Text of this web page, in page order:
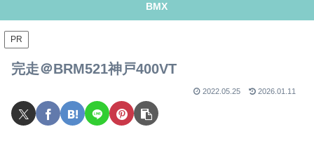
BMX
PR
完走＠BRM521神戸400VT
2022.05.25 2026.01.11